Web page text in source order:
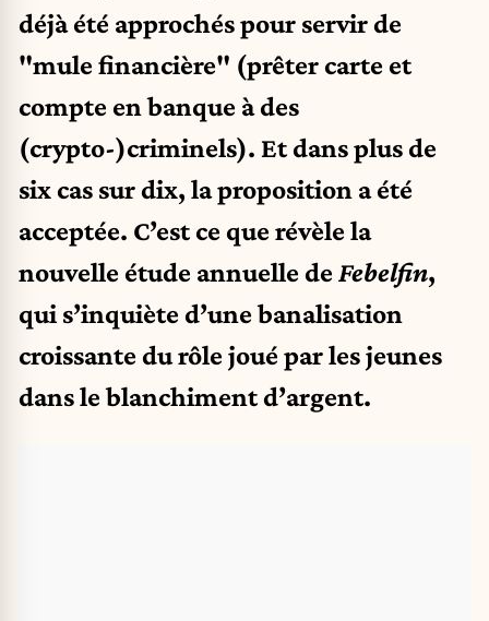
déjà été approchés pour servir de
"mule financière" (prêter carte et
compte en banque à des
(crypto-)criminels). Et dans plus de
six cas sur dix, la proposition a été
acceptée. C’est ce que révèle la
nouvelle étude annuelle de Febelfin,
qui s’inquiète d’une banalisation
croissante du rôle joué par les jeunes
dans le blanchiment d’argent.